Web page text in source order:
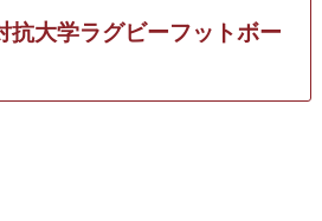
抗大学ラグビーフットボー